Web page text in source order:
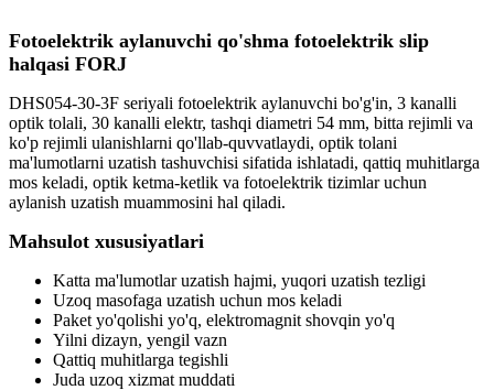
Fotoelektrik aylanuvchi qo'shma fotoelektrik slip
halqasi FORJ
DHS054-30-3F seriyali fotoelektrik aylanuvchi bo'g'in, 3 kanalli
optik tolali, 30 kanalli elektr, tashqi diametri 54 mm, bitta rejimli va
ko'p rejimli ulanishlarni qo'llab-quvvatlaydi, optik tolani
ma'lumotlarni uzatish tashuvchisi sifatida ishlatadi, qattiq muhitlarga
mos keladi, optik ketma-ketlik va fotoelektrik tizimlar uchun
aylanish uzatish muammosini hal qiladi.
Mahsulot xususiyatlari
Katta ma'lumotlar uzatish hajmi, yuqori uzatish tezligi
Uzoq masofaga uzatish uchun mos keladi
Paket yo'qolishi yo'q, elektromagnit shovqin yo'q
Yilni dizayn, yengil vazn
Qattiq muhitlarga tegishli
Juda uzoq xizmat muddati